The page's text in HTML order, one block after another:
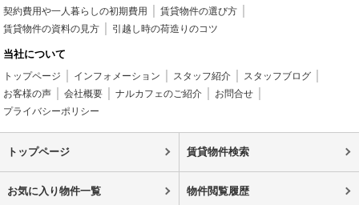
契約費用や一人暮らしの初期費用
賃貸物件の選び方
賃貸物件の資料の見方
引越し時の荷造りのコツ
当社について
トップページ インフォメーション スタッフ紹介
スタッフブログ
お客様の声
会社概要 ナルカフェのご紹介
お問合せ
プライバシーポリシー
トップページ 賃貸物件検索
お気に入り物件一覧 物件閲覧履歴